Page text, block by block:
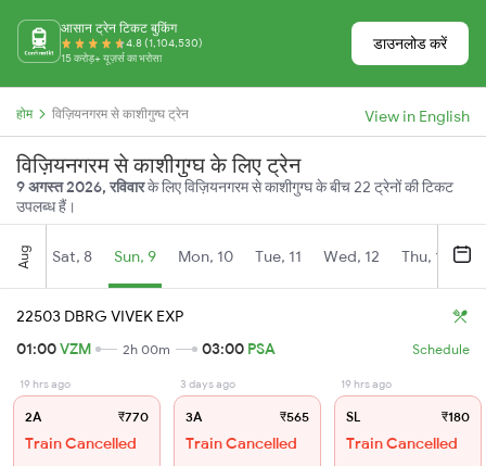
आसान ट्रेन टिकट बुकिंग
4.8 (1,104,530)
15 करोड़+ यूज़र्स का भरोसा
डाउनलोड करें
होम विज़ियनगरम से काशीगुग्घ ट्रेन View in English
विज़ियनगरम से काशीगुग्घ के लिए ट्रेन
9 अगस्त 2026, रविवारके लिए विज़ियनगरम से काशीगुग्घ के बीच 22 ट्रेनों की टिकट
उपलब्ध हैं।
Aug Sat, 8 Sun, 9 Mon, 10 Tue, 11 Wed, 12 Thu, 13
22503 DBRG VIVEK EXP
01:00VZM 2h 00m 03:00 PSA Schedule
19 hrs ago
2A ₹770
Train Cancelled
3 days ago
3A ₹565
Train Cancelled
19 hrs ago
SL ₹180
Train Cancelled